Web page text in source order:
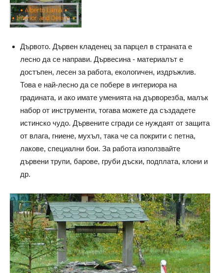
Дървото. Дървен кладенец за парцел в страната е
лесно да се направи. Дървесина - материалът е
достъпен, лесен за работа, екологичен, издръжлив.
Това е най-лесно да се побере в интериора на
градината, и ако имате уменията на дърворезба, малък
набор от инструменти, тогава можете да създадете
истинско чудо. Дървените сгради се нуждаят от защита
от влага, гниене, мухъл, така че са покрити с петна,
лакове, специални бои. За работа използвайте
дървени трупи, барове, груби дъски, подплата, клони и
др.